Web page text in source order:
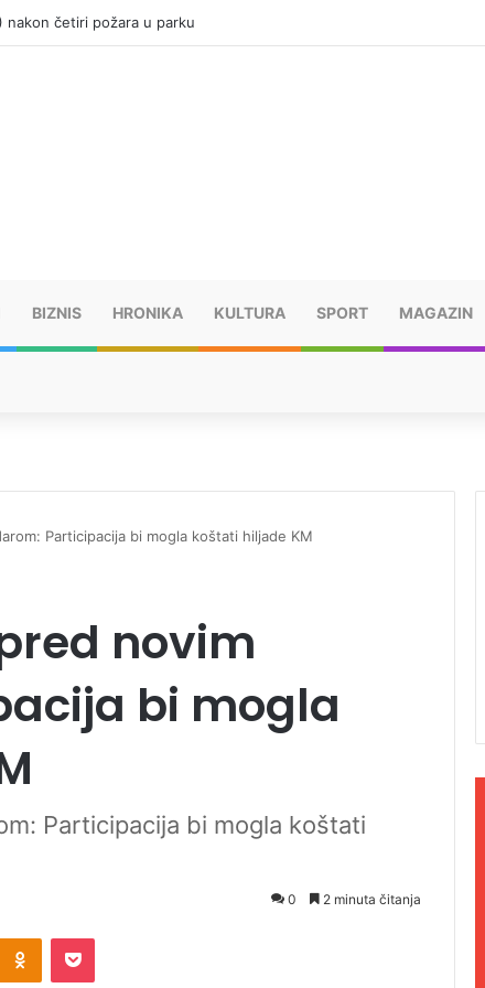
nakon četiri požara u parku
BIZNIS HRONIKA KULTURA SPORT MAGAZIN
Participacija bi mogla koštati hiljade KM
novim
bi mogla
Participacija bi mogla koštati
0 2 minuta čitanja